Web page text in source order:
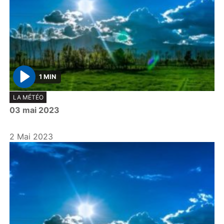
P
l
a
1 MIN
LA MÉTÉO
03 mai 2023
2 Mai 2023